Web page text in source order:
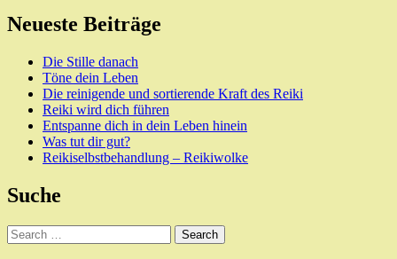
Neueste Beiträge
Die Stille danach
Töne dein Leben
Die reinigende und sortierende Kraft des Reiki
Reiki wird dich führen
Entspanne dich in dein Leben hinein
Was tut dir gut?
Reikiselbstbehandlung – Reikiwolke
Suche
Search